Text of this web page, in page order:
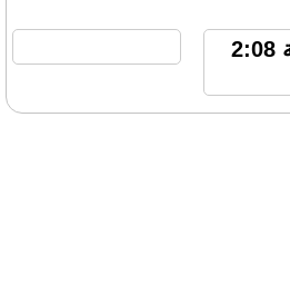
المشاهدات : 2116 | الجمعه 21 يوليو 2023 الساعة 2:08